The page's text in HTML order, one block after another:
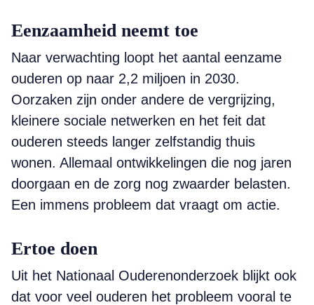
Eenzaamheid neemt toe
Naar verwachting loopt het aantal eenzame
ouderen op naar 2,2 miljoen in 2030.
Oorzaken zijn onder andere de vergrijzing,
kleinere sociale netwerken en het feit dat
ouderen steeds langer zelfstandig thuis
wonen. Allemaal ontwikkelingen die nog jaren
doorgaan en de zorg nog zwaarder belasten.
Een immens probleem dat vraagt om actie.
Ertoe doen
Uit het Nationaal Ouderenonderzoek blijkt ook
dat voor veel ouderen het probleem vooral te